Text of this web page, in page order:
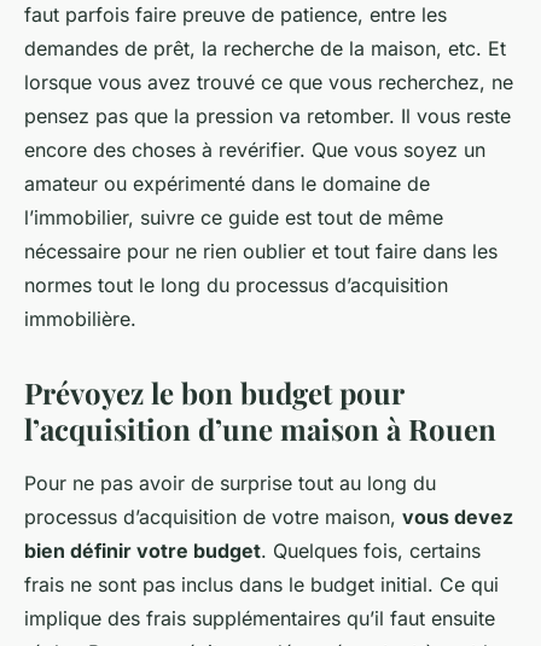
faut parfois faire preuve de patience, entre les
demandes de prêt, la recherche de la maison, etc. Et
lorsque vous avez trouvé ce que vous recherchez, ne
pensez pas que la pression va retomber. Il vous reste
encore des choses à revérifier. Que vous soyez un
amateur ou expérimenté dans le domaine de
l’immobilier, suivre ce guide est tout de même
nécessaire pour ne rien oublier et tout faire dans les
normes tout le long du processus d’acquisition
immobilière.
Prévoyez le bon budget pour
l’acquisition d’une maison à Rouen
Pour ne pas avoir de surprise tout au long du
processus d’acquisition de votre maison, vous devez
bien définir votre budget. Quelques fois, certains
frais ne sont pas inclus dans le budget initial. Ce qui
implique des frais supplémentaires qu’il faut ensuite